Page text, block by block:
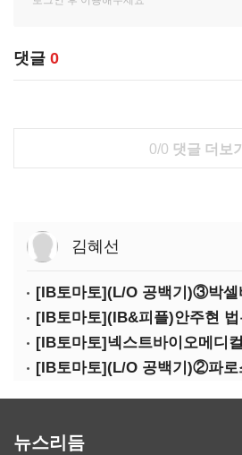
댓글 0
0/0 댓글 더보기
김혜선
뉴스리듬